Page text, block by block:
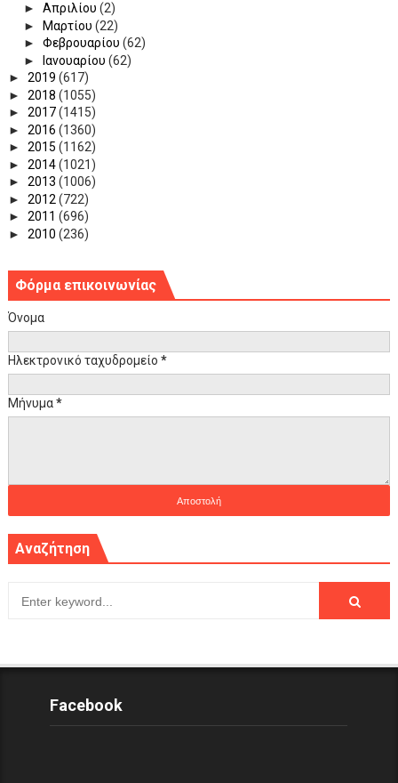
► Απριλίου (2)
►
Μαρτίου (22)
► Φεβρουαρίου (62)
►
Ιανουαρίου (62)
► 2019 (617)
► 2018 (1055)
► 2017(1415)
► 2016 (1360)
► 2015 (1162)
► 2014(1021)
► 2013 (1006)
► 2012 (722)
► 2011 (696)
► 2010 (236)
Φόρμα επικοινωνίας
Όνομα
Ηλεκτρονικό ταχυδρομείο *
Μήνυμα*
Αναζήτηση
Facebook